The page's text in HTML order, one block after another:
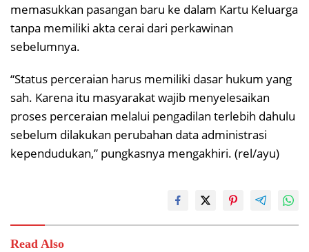
memasukkan pasangan baru ke dalam Kartu Keluarga
tanpa memiliki akta cerai dari perkawinan
sebelumnya.
“Status perceraian harus memiliki dasar hukum yang
sah. Karena itu masyarakat wajib menyelesaikan
proses perceraian melalui pengadilan terlebih dahulu
sebelum dilakukan perubahan data administrasi
kependudukan,” pungkasnya mengakhiri. (rel/ayu)
Read Also